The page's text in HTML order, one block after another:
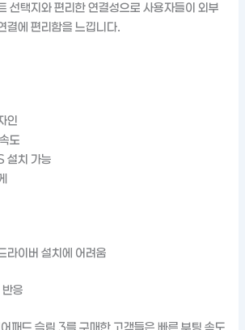
선택지와 편리한 연결성으로 사용자들이 외부
결에 편리함을 느낍니다.
인
도
설치 가능
라이버 설치에 어려움
응
패드 슬림 3를 구매한 고객들은 빠른 부팅 속도